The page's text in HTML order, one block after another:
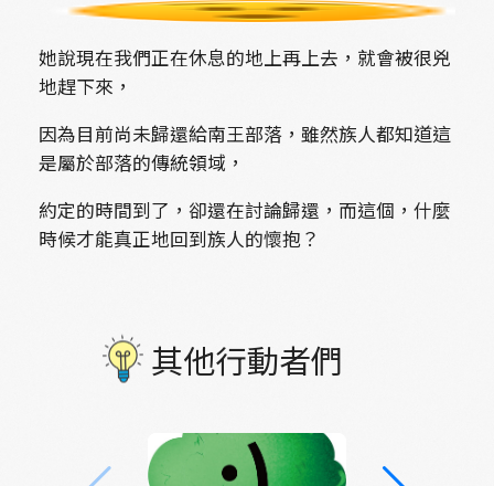
她說現在我們正在休息的地上再上去，就會被很兇
地趕下來，
因為目前尚未歸還給南王部落，雖然族人都知道這
是屬於部落的傳統領域，
約定的時間到了，卻還在討論歸還，而這個，什麼
時候才能真正地回到族人的懷抱？
其他行動者們